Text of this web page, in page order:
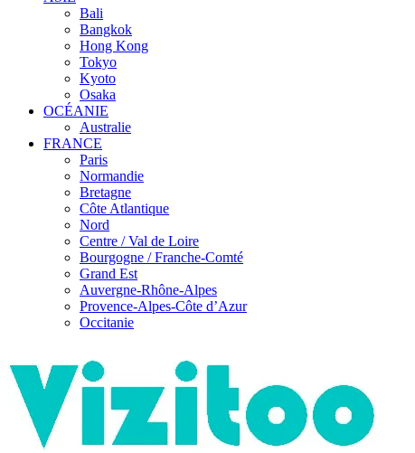
Bali
Bangkok
Hong Kong
Tokyo
Kyoto
Osaka
OCÉANIE
Australie
FRANCE
Paris
Normandie
Bretagne
Côte Atlantique
Nord
Centre / Val de Loire
Bourgogne / Franche-Comté
Grand Est
Auvergne-Rhône-Alpes
Provence-Alpes-Côte d’Azur
Occitanie